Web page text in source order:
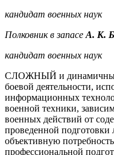
кандидат военных наук
Полковник в запасе А. К.
кандидат военных наук
СЛОЖНЫЙ и динамичный
боевой деятельности,
информационных
военной техники,
военных действий от
проведенной подготовки
объективную
профессиональной